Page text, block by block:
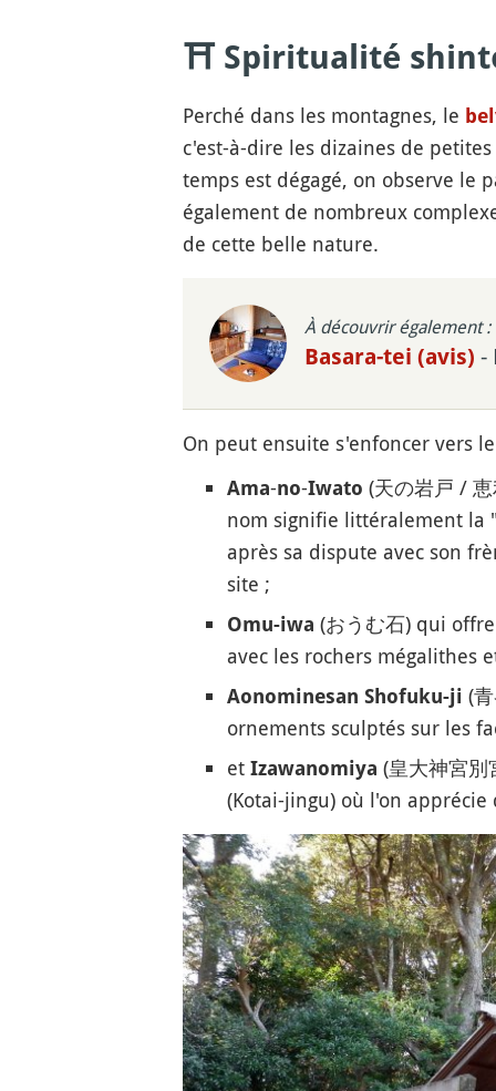
⛩️ Spiritualité
Perché dans les montagnes, le
c'est-à-dire les dizaines de
temps est dégagé, on observe le
également de nombreux
de cette belle nature.
À découvrir également :
Basara-tei (avis) -
On peut ensuite s'enfoncer vers
Ama-no-Iwato (天の岩戸 /
nom signifie littéralement la
après sa dispute avec son
site ;
Omu-iwa (おうむ石) qui
avec les rochers mégalithes
Aonominesan Shofuku-ji (
ornements sculptés sur les
et Izawanomiya (皇大神宮
(Kotai-jingu) où l'on